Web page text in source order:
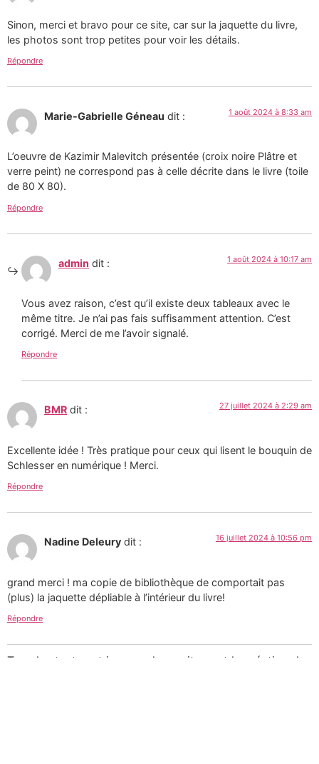
Sinon, merci et bravo pour ce site, car sur la jaquette du livre,
les photos sont trop petites pour voir les détails.
Répondre
Marie-Gabrielle Géneau dit : 1 août 2024 à 8:33 am
L’oeuvre de Kazimir Malevitch présentée (croix noire Plâtre et
verre peint) ne correspond pas à celle décrite dans le livre (toile
de 80 X 80).
Répondre
admin dit : 1 août 2024 à 10:17 am
Vous avez raison, c’est qu’il existe deux tableaux avec le
même titre. Je n’ai pas fais suffisamment attention. C’est
corrigé. Merci de me l’avoir signalé.
Répondre
BMR dit : 27 juillet 2024 à 2:29 am
Excellente idée ! Très pratique pour ceux qui lisent le bouquin de
Schlesser en numérique ! Merci.
Répondre
Nadine Deleury dit : 16 juillet 2024 à 10:56 pm
grand merci ! ma copie de bibliothèque de comportait pas
(plus) la jaquette dépliable à l’intérieur du livre!
Répondre
Tous les textes et images de ce site sont la création de